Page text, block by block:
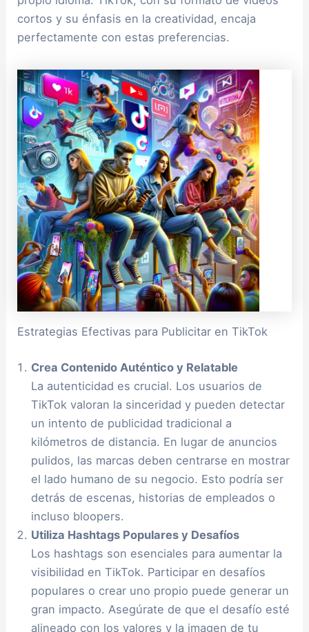
cortos y su énfasis en la creatividad, encaja
perfectamente con estas preferencias.
Estrategias Efectivas para Publicitar en TikTok
Crea Contenido Auténtico y Relatable
La autenticidad es crucial. Los usuarios de
TikTok valoran la sinceridad y pueden detectar
un intento de publicidad tradicional a
kilómetros de distancia. En lugar de anuncios
pulidos, las marcas deben centrarse en mostrar
el lado humano de su negocio. Esto podría ser
detrás de escenas, historias de empleados o
incluso bloopers.
Utiliza Hashtags Populares y Desafíos
Los hashtags son esenciales para aumentar la
visibilidad en TikTok. Participar en desafíos
populares o crear uno propio puede generar un
gran impacto. Asegúrate de que el desafío esté
alineado con los valores y la imagen de tu